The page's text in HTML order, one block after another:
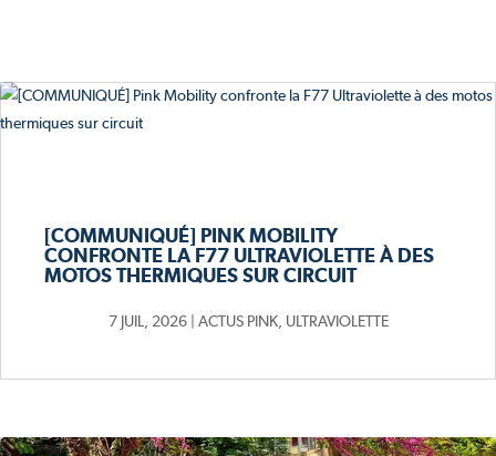
[COMMUNIQUÉ] PINK MOBILITY
CONFRONTE LA F77 ULTRAVIOLETTE À DES
MOTOS THERMIQUES SUR CIRCUIT
7 JUIL, 2026| ACTUS PINK, ULTRAVIOLETTE